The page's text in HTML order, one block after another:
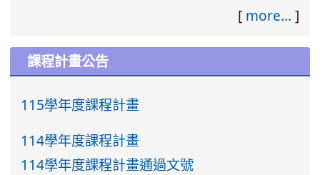
[ more... ]
課程計畫公告
115學年度課程計畫
114學年度課程計畫
114學年度課程計畫通過文號